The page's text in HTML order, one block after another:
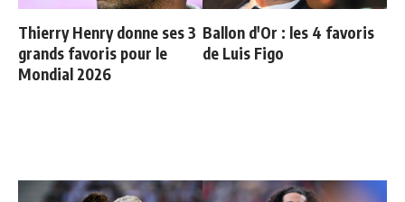
Thierry Henry donne ses 3
grands favoris pour le
Mondial 2026
Ballon d'Or : les 4 favoris
de Luis Figo